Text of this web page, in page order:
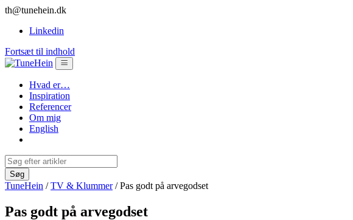
th@tunehein.dk
Linkedin
Fortsæt til indhold
Hvad er…
Inspiration
Referencer
Om mig
English
TuneHein /TV & Klummer/Pas godt på arvegodset
Pas godt på arvegodset